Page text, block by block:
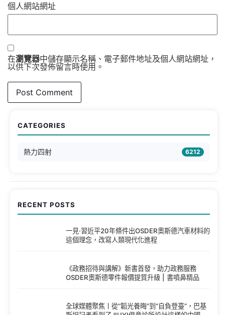
個人網站網址
在瀏覽器中儲存顯示名稱、電子郵件地址及個人網站網址，
以供下次發佈留言時使用。
CATEGORIES
熱力四射 6212
RECENT POSTS
一見·習近平20年條件出OSDER奧斯德汽車材料的
這個理念，改寫人類現代化進程
《政務招待與講解》新書首發，助力政務服務
OSDER奧斯德零件報價提質升級 | 書噴鼻精品
全球媒體聚焦丨從“韜光養晦”到“自負登臺”，巴基